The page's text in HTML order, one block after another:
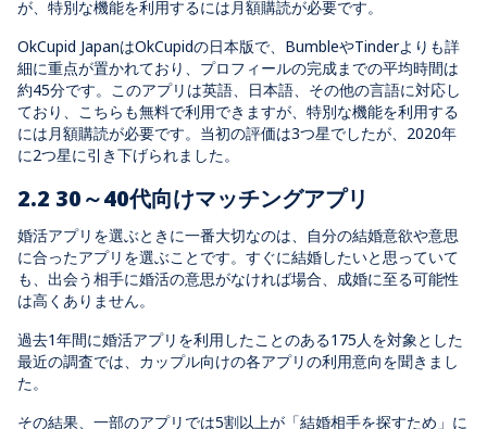
が、特別な機能を利用するには月額購読が必要です。
OkCupid JapanはOkCupidの日本版で、BumbleやTinderよりも詳
細に重点が置かれており、プロフィールの完成までの平均時間は
約45分です。このアプリは英語、日本語、その他の言語に対応し
ており、こちらも無料で利用できますが、特別な機能を利用する
には月額購読が必要です。当初の評価は3つ星でしたが、2020年
に2つ星に引き下げられました。
2.2 30～40代向けマッチングアプリ
婚活アプリを選ぶときに一番大切なのは、自分の結婚意欲や意思
に合ったアプリを選ぶことです。すぐに結婚したいと思っていて
も、出会う相手に婚活の意思がなければ場合、成婚に至る可能性
は高くありません。
過去1年間に婚活アプリを利用したことのある175人を対象とした
最近の調査では、カップル向けの各アプリの利用意向を聞きまし
た。
その結果、一部のアプリでは5割以上が「結婚相手を探すため」に